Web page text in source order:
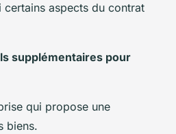
certains aspects du contrat
supplémentaires pour
qui propose une
biens.